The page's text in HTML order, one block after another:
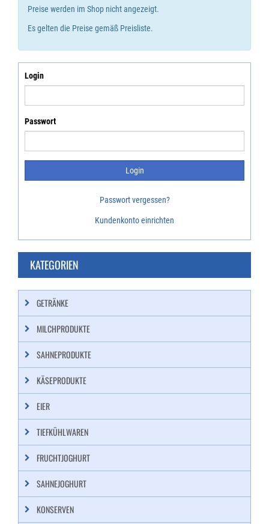
Preise werden im Shop nicht angezeigt.
Es gelten die Preise gemäß Preisliste.
Login
Passwort
Passwort vergessen?
Kundenkonto einrichten
KATEGORIEN
GETRÄNKE
MILCHPRODUKTE
SAHNEPRODUKTE
KÄSEPRODUKTE
EIER
TIEFKÜHLWAREN
FRUCHTJOGHURT
SAHNEJOGHURT
KONSERVEN